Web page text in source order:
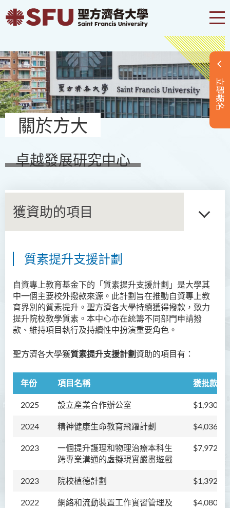
立即報名
關於方大
卓越發展研究中心
獲資助的項目
質素提升支援計劃
自資專上教育基金下的「質素提升支援計劃」是大學其
中一個主要校外撥款來源。此計劃旨在推動自資專上教
育界別的質素提升。聖方濟各大學持續獲得撥款，致力
提升院校教學質素。本中心亦在統籌不同部門申請撥
款、維持項目執行及持續性中扮演重要角色。
聖方濟各大學獲質素提升支援計劃 資助的項目有：
年份 項目名稱 獲批款項
2025 設立產業合作辦公室
2024 精神健康生命教育飛躍計劃
2023
一個提升護理和物理治療本科生
跨專業溝通的虛擬現實嚴肅遊戲
2023 院校植德計劃
2022
網絡和流動裝置工作實習管理及
關於卓越發展研究中心
成員
獲資助的項目
交流計劃
聯絡我們